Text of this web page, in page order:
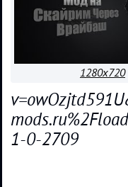
1280x720
1-0-2709